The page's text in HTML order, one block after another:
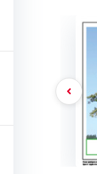
Strefy,
Akademia
E-
∞Pakiet
Pełen